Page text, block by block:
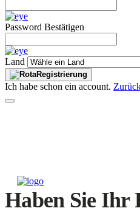
Password Bestätigen
Land
Registrierung
Ich habe schon ein account.
Haben Sie Ihr